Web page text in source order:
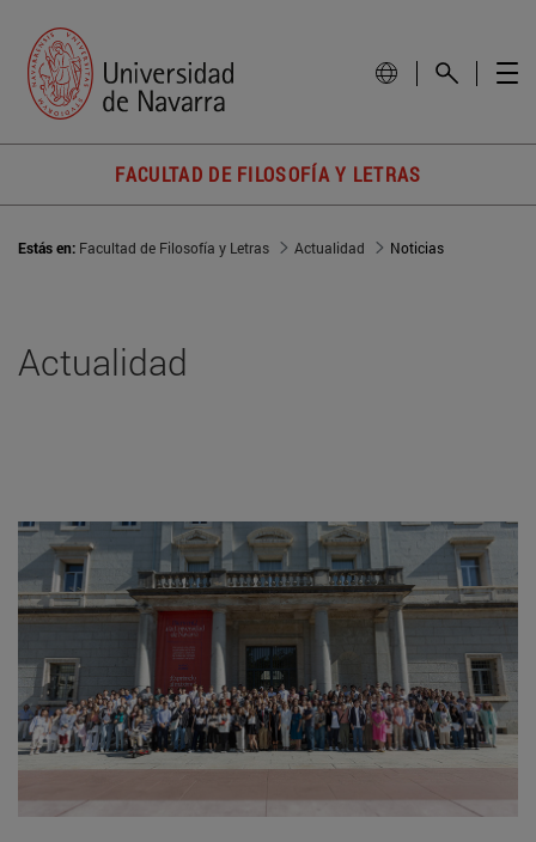
FACULTAD DE FILOSOFÍA Y LETRAS
Estás en: Facultad de Filosofía y Letras Actualidad Noticias
Actualidad